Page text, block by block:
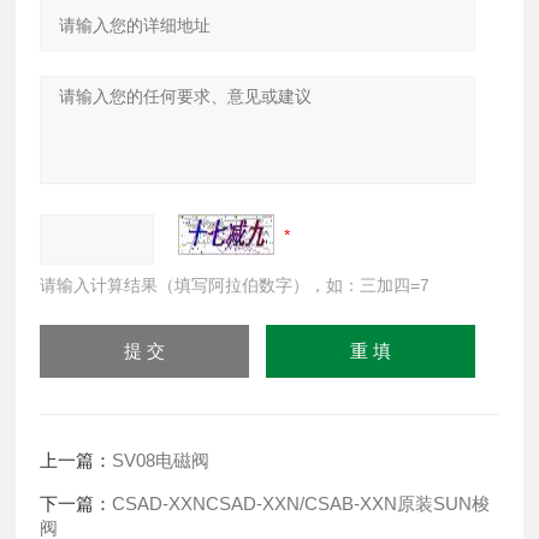
请输入计算结果（填写阿拉伯数字），如：三加四=7
上一篇： SV08电磁阀
下一篇：CSAD-XXNCSAD-XXN/CSAB-XXN原装SUN梭
阀